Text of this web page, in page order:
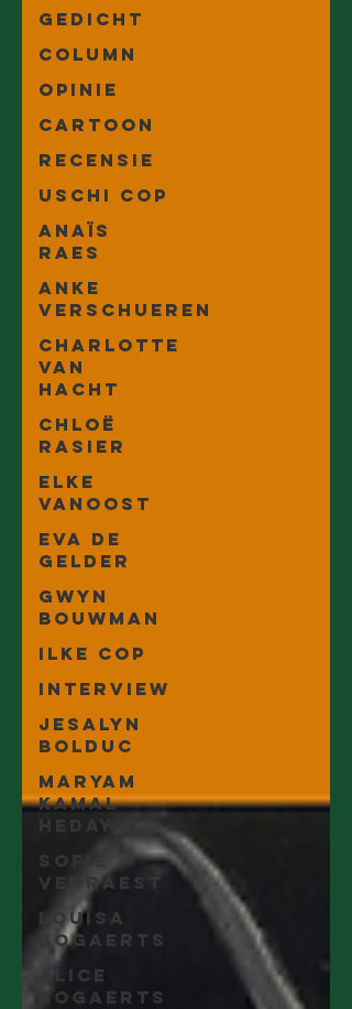
Gedicht
Column
Opinie
Cartoon
Recensie
Uschi Cop
Anaïs
Raes
Anke
Verschueren
Charlotte
Van
Hacht
Chloë
Rasier
Elke
Vanoost
Eva De
Gelder
Gwyn
Bouwman
Ilke Cop
Interview
Jesalyn
Bolduc
Maryam
Kamal
Hedayat
Sofie
Verraest
Louisa
Bogaerts
Alice
Bogaerts